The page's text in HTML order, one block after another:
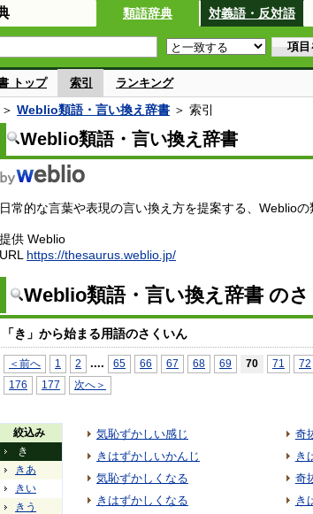
類語辞典 対義語・反対語
トップ 索引 ランキング
＞ Weblio類語・言い換え辞書 ＞ 索引
Weblio類語・言い換え辞書
日常的な言葉や表現の言い換え方を提案する、Weblioの
提供 Weblio
URL https://thesaurus.weblio.jp/
Weblio類語・言い換え辞書 の
「き」から始まる用語のさくいん
＜前へ 1 2 .... 65 66 67 68 69 70 71 72
176 177 次へ＞
絞込み
き
きあ
きい
きう
気恥ずかしい感じ
きはずかしいかんじ
気恥ずかしくなる
きはずかしくなる
奇
き
奇
き